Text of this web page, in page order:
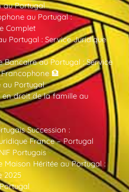
au Portugal
au Portugal :
Complet
Portugal : Service Juridique
Bancaire au Portugal : Service
🏦
au Portugal
droit de la famille au
Succession :
France – Portugal
Portugais
Maison Héritée au Portugal :
2025